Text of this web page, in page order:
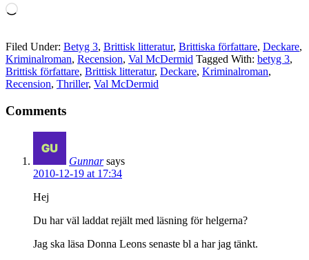
Laddar
Filed Under: Betyg 3, Brittisk litteratur, Brittiska författare, Deckare,
Kriminalroman, Recension, Val McDermid Tagged With: betyg 3,
Brittisk författare, Brittisk litteratur, Deckare, Kriminalroman,
Recension, Thriller, Val McDermid
Comments
Gunnar says
2010-12-19 at 17:34
Hej
Du har väl laddat rejält med läsning för helgerna?
Jag ska läsa Donna Leons senaste bl a har jag tänkt.